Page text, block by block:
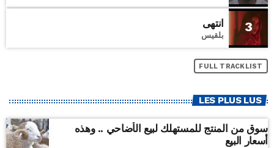
3 انتهى
بلقيس
FULL TRACKLIST
LES PLUS LUS
سوق من المنتج للمستهلك لبيع الأضاحي .. وهذه
أسعار البيع